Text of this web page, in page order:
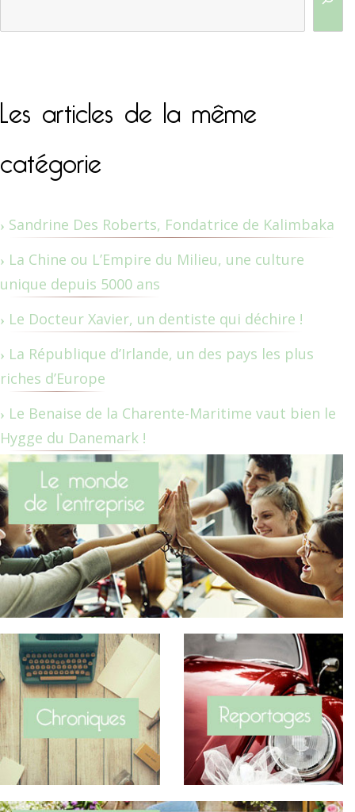
Les articles de la même
catégorie
Sandrine Des Roberts, Fondatrice de Kalimbaka
La Chine ou L’Empire du Milieu, une culture
unique depuis 5000 ans
Le Docteur Xavier, un dentiste qui déchire !
La République d’Irlande, un des pays les plus
riches d’Europe
Le Benaise de la Charente-Maritime vaut bien le
Hygge du Danemark !